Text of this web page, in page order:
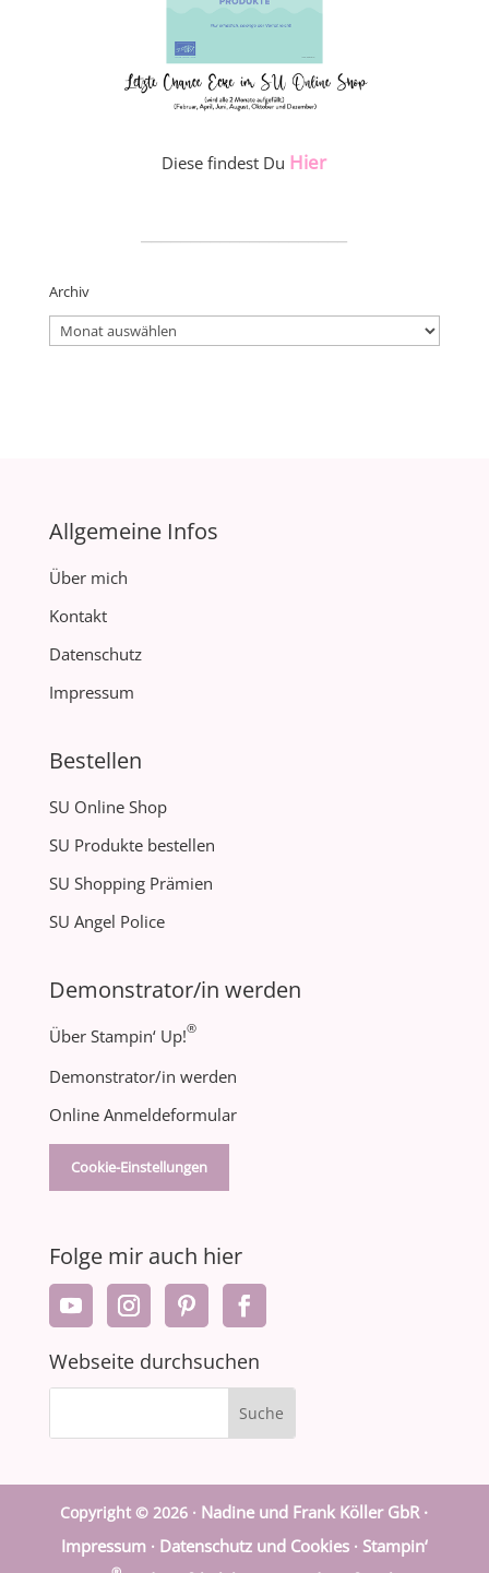
Diese findest Du Hier
Archiv
Archiv
Allgemeine Infos
Über mich
Kontakt
Datenschutz
Impressum
Bestellen
SU Online Shop
SU Produkte bestellen
SU Shopping Prämien
SU Angel Police
Demonstrator/in werden
Über Stampin‘ Up!®
Demonstrator/in werden
Online Anmeldeformular
Cookie-Einstellungen
Folge mir auch hier
Webseite durchsuchen
Copyright © 2026 · Nadine und Frank Köller GbR ·
Impressum· Datenschutz und Cookies· Stampin‘